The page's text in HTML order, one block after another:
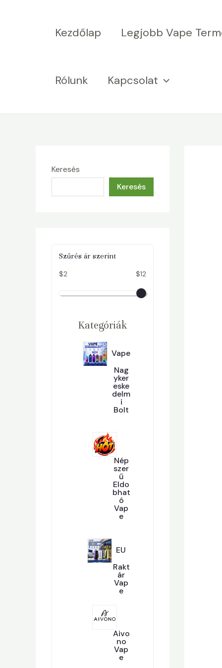
Kezdőlap Legjobb Vape
Rólunk Kapcsolat
Keresés
Keresés
Szűrés ár szerint
$2
$12
Kategóriák
Vape
Nag
Yker
Eske
Delm
I
Bolt
Nép
Szer
Ű
Eldo
Bhat
Ó
Vap
E
EU
Rakt
Ár
Vap
E
E
R
M
É
Aivo
No
Vap
E